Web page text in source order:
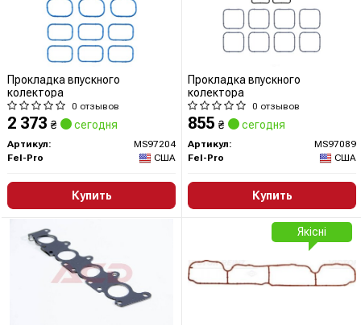
Прокладка впускного
колектора
0 отзывов
2 373 ₴ сегодня
Артикул:
MS97204
Fel-Pro
США
Купить
Прокладка впускного
колектора
0 отзывов
855 ₴ сегодня
Артикул:
MS97089
Fel-Pro
США
Купить
Якісні